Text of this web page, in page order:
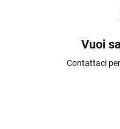
Vuoi
Contattaci